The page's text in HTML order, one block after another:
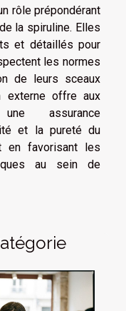
rôle prépondérant
la spiruline. Elles
et détaillés pour
les normes
de leurs sceaux
externe offre aux
assurance
et la pureté du
en favorisant les
au sein de